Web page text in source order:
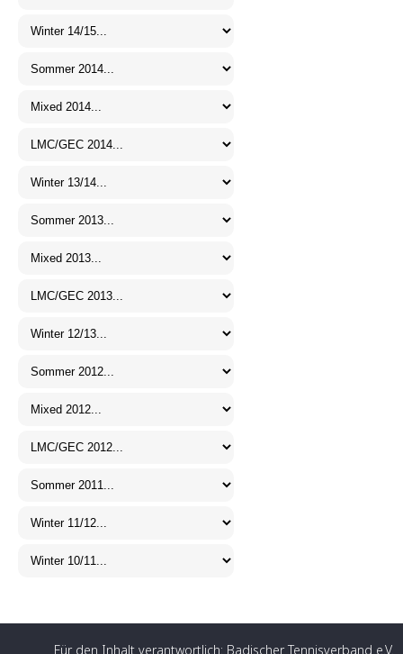
Für den Inhalt verantwortlich: Badischer Tennisverband e.V.